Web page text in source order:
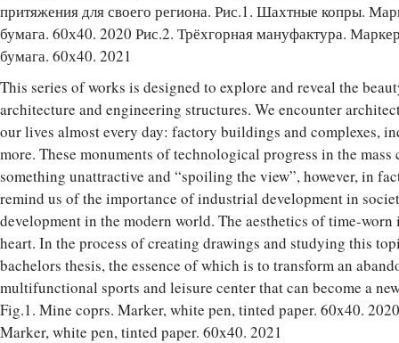
притяжения для своего региона. Рис.1. Шахтные копры.
бумага. 60х40. 2020 Рис.2. Трёхгорная мануфактура.
бумага. 60х40. 2021
This series of works is designed to explore and reveal the
architecture and engineering structures. We encounter
our lives almost every day: factory buildings and complexes,
more. These monuments of technological progress in the mass
something unattractive and “spoiling the view”, however, in
remind us of the importance of industrial development in
development in the modern world. The aesthetics of time-
heart. In the process of creating drawings and studying this
bachelors thesis, the essence of which is to transform an
multifunctional sports and leisure center that can become a
Fig.1. Mine coprs. Marker, white pen, tinted paper. 60x40.
Marker, white pen, tinted paper. 60x40. 2021